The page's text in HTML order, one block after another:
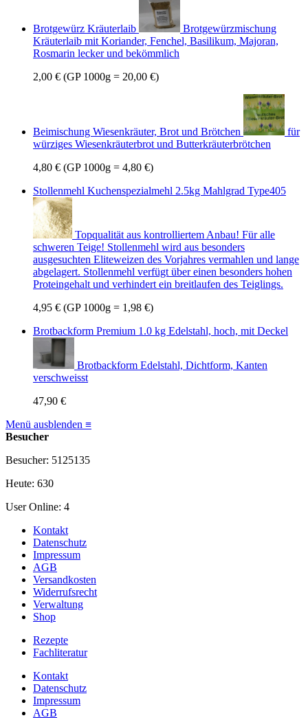
Brotgewürz Kräuterlaib
Brotgewürzmischung
Kräuterlaib mit Koriander, Fenchel, Basilikum, Majoran,
Rosmarin lecker und bekömmlich
2,00 € (GP 1000g = 20,00 €)
Beimischung Wiesenkräuter, Brot und Brötchen
für
würziges Wiesenkräuterbrot und Butterkräuterbrötchen
4,80 € (GP 1000g = 4,80 €)
Stollenmehl Kuchenspezialmehl 2.5kg Mahlgrad Type405
Topqualität aus kontrolliertem Anbau! Für alle
schweren Teige! Stollenmehl wird aus besonders
ausgesuchten Eliteweizen des Vorjahres vermahlen und lange
abgelagert. Stollenmehl verfügt über einen besonders hohen
Proteingehalt und verhindert ein breitlaufen des Teiglings.
4,95 € (GP 1000g = 1,98 €)
Brotbackform Premium 1.0 kg Edelstahl, hoch, mit Deckel
Brotbackform Edelstahl, Dichtform, Kanten
verschweisst
47,90 €
Menü ausblenden ≡
Besucher
Besucher: 5125135
Heute: 630
User Online: 4
Kontakt
Datenschutz
Impressum
AGB
Versandkosten
Widerrufsrecht
Verwaltung
Shop
Rezepte
Fachliteratur
Kontakt
Datenschutz
Impressum
AGB